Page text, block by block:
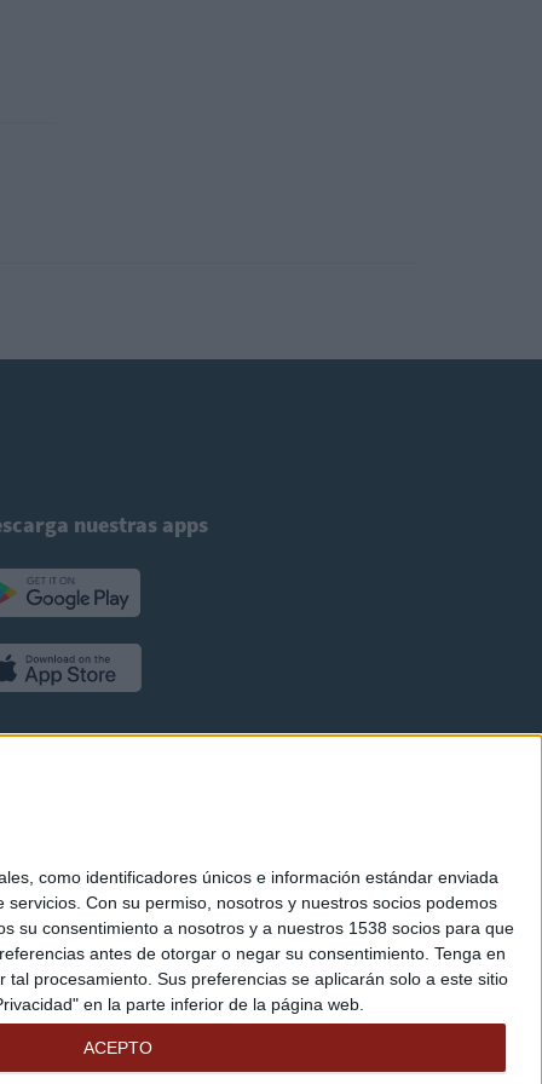
como identificadores únicos e información estándar enviada
servicios. Con su permiso, nosotros y nuestros socios podemos
su consentimiento a nosotros y a nuestros 1538 socios para que
antes de otorgar o negar su consentimiento. Tenga en
procesamiento. Sus preferencias se aplicarán solo a este sitio
en la parte inferior de la página web.
ACEPTO
nuestras apps